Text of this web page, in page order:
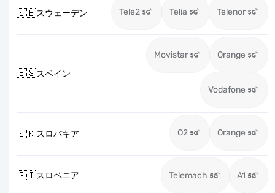
🇸🇪スウェーデン Tele2 Telia Telenor
🇪🇸スペイン
Movistar Orange
Vodafone
🇸🇰スロバキア O2 Orange
🇸🇮スロベニア Telemach A1